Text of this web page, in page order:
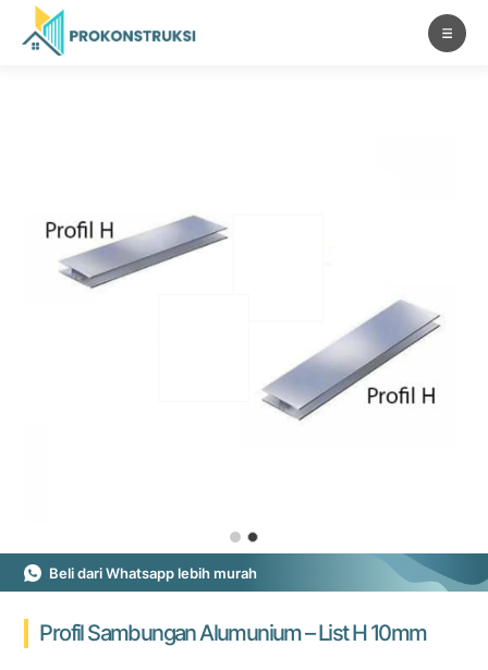
Beli dari Whatsapp lebih murah
Profil Sambungan Alumunium – List H 10mm